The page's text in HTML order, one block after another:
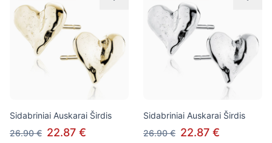
Sidabriniai Auskarai Širdis
26.90 € 22.87 €
Sidabriniai Auskarai Širdis
26.90 € 22.87 €